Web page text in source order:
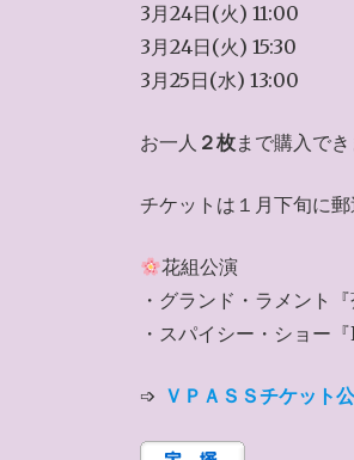
3月24日(火) 11:00
3月24日(火) 15:30
3月25日(水) 13:00
お一人 ２枚まで購入でき
チケットは１月下旬に郵
花組公演
・グランド・ラメント
・スパイシー・ショー
➩ ＶＰＡＳＳチケット